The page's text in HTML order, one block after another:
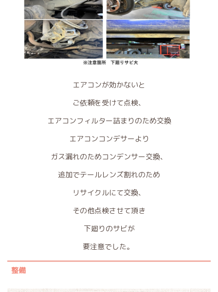
エアコンが効かないと
ご依頼を受けて点検、
エアコンフィルター詰まりのため交換
エアコンコンデサーより
ガス漏れのためコンデンサー交換、
追加でテールレンズ割れのため
リサイクルにて交換、
その他点検させて頂き
下廻りのサビが
要注意でした。
整備